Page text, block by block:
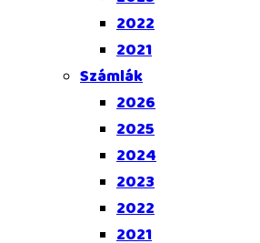
2022
2021
Számlák
2026
2025
2024
2023
2022
2021